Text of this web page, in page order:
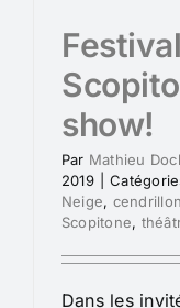
show!
Par Mathieu
2019
Neige, cendrillon
Scopitone,
Dans les